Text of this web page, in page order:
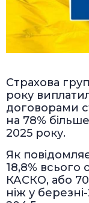
Страхова
року
договорами
на 78%
2025 року.
Як
18,8% всього
КАСКО, або
ніж у